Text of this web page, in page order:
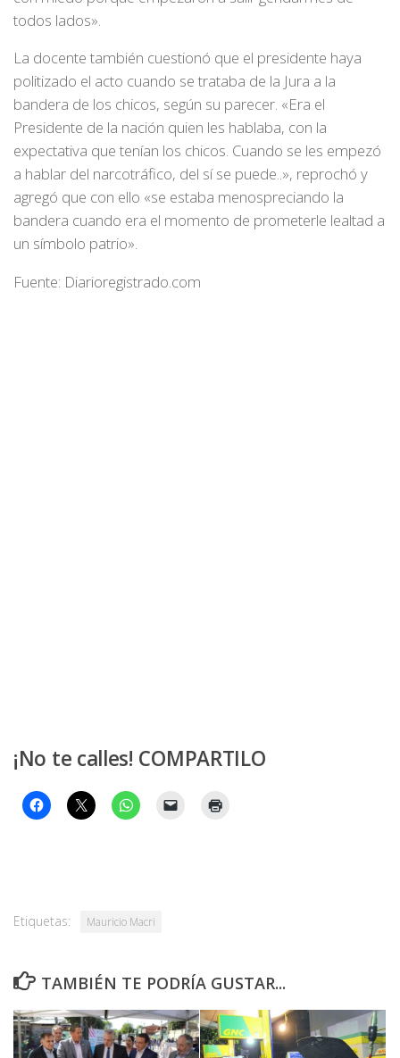
todos lados».
La docente también cuestionó que el presidente haya
politizado el acto cuando se trataba de la Jura a la
bandera de los chicos, según su parecer. «Era el
Presidente de la nación quien les hablaba, con la
expectativa que tenían los chicos. Cuando se les empezó
a hablar del narcotráfico, del sí se puede..», reprochó y
agregó que con ello «se estaba menospreciando la
bandera cuando era el momento de prometerle lealtad a
un símbolo patrio».
Fuente: Diarioregistrado.com
¡No te calles! COMPARTILO
Etiquetas: Mauricio Macri
TAMBIÉN TE PODRÍA GUSTAR...